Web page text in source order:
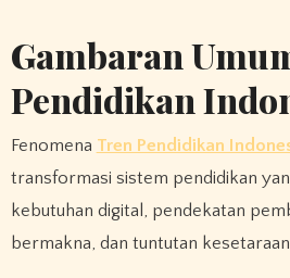
Gambaran
Pendidikan
Fenomena Tren Pendidikan
transformasi sistem pendidikan
kebutuhan digital, pendekatan
bermakna, dan tuntutan